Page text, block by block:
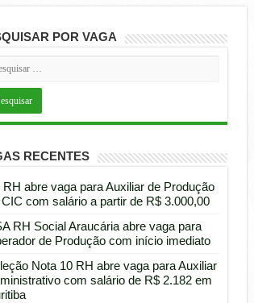
POR VAGA
RECENTES
RH abre vaga para Auxiliar de Produção
CIC com salário a partir de R$ 3.000,00
RH Social Araucária abre vaga para
de Produção com início imediato
Nota 10 RH abre vaga para Auxiliar
com salário de R$ 2.182 em